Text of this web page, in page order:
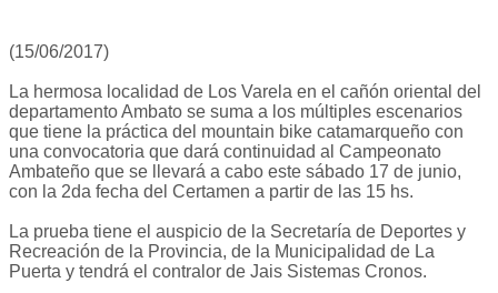
(15/06/2017)
La hermosa localidad de Los Varela en el cañón oriental del
departamento Ambato se suma a los múltiples escenarios
que tiene la práctica del mountain bike catamarqueño con
una convocatoria que dará continuidad al Campeonato
Ambateño que se llevará a cabo este sábado 17 de junio,
con la 2da fecha del Certamen a partir de las 15 hs.
La prueba tiene el auspicio de la Secretaría de Deportes y
Recreación de la Provincia, de la Municipalidad de La
Puerta y tendrá el contralor de Jais Sistemas Cronos.